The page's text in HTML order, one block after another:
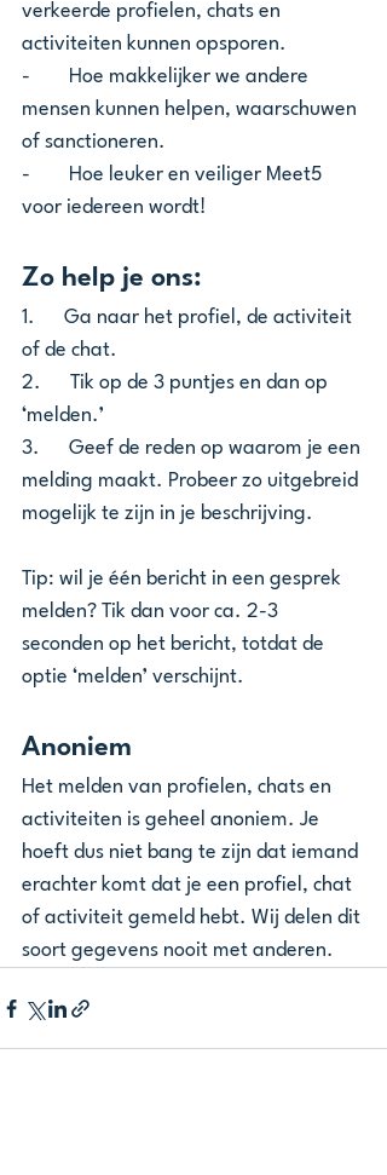
verkeerde profielen, chats en
activiteiten kunnen opsporen.
-        Hoe makkelijker we andere
mensen kunnen helpen, waarschuwen
of sanctioneren.
-        Hoe leuker en veiliger Meet5
voor iedereen wordt!
Zo help je ons:
1.      Ga naar het profiel, de activiteit
of de chat.
2.      Tik op de 3 puntjes en dan op
‘melden.’
3.      Geef de reden op waarom je een
melding maakt. Probeer zo uitgebreid
mogelijk te zijn in je beschrijving.
Tip: wil je één bericht in een gesprek
melden? Tik dan voor ca. 2-3
seconden op het bericht, totdat de
optie ‘melden’ verschijnt.
Anoniem
Het melden van profielen, chats en
activiteiten is geheel anoniem. Je
hoeft dus niet bang te zijn dat iemand
erachter komt dat je een profiel, chat
of activiteit gemeld hebt. Wij delen dit
soort gegevens nooit met anderen.